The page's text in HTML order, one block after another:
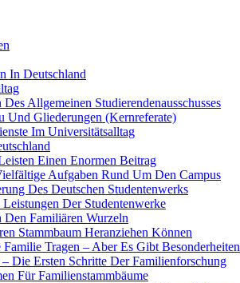
In Deutschland
Allgemeinen Studierendenausschusses
Und Gliederungen (Kernreferate)
Im Universitätsalltag
Einen Enormen Beitrag
Aufgaben Rund Um Den Campus
Des Deutschen Studentenwerks
Der Studentenwerke
Familiären Wurzeln
Stammbaum Heranziehen Können
Tragen – Aber Es Gibt Besonderheiten
Die Ersten Schritte Der Familienforschung
Für Familienstammbäume